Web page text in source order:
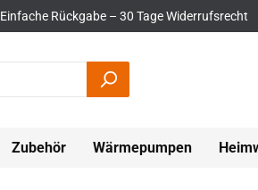
Einfache Rückgabe – 30 Tage Widerrufsrecht
Zubehör Wärmepumpen